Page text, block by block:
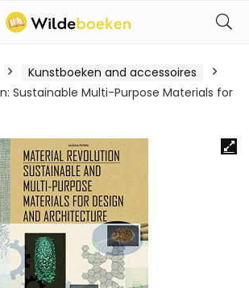
Kunstboeken and accessoires
Sustainable Multi-Purpose Materials for